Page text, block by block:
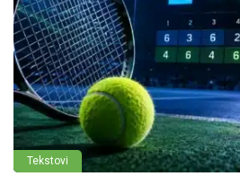
Tekstovi